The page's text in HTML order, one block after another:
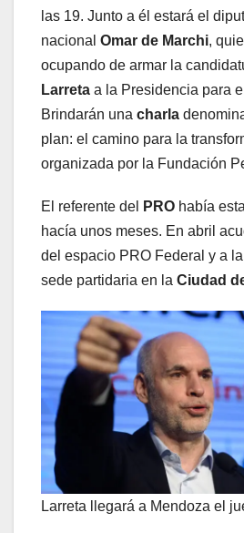
las 19. Junto a él estará el
nacional Omar de Marchi,
ocupando de armar la
Larreta a la Presidencia para
Brindarán una charla
plan: el camino para la
organizada por la Fundación
El referente del PRO había
hacía unos meses. En abril
del espacio PRO Federal y a
sede partidaria en la Ciudad
Larreta llegará a Mendoza el